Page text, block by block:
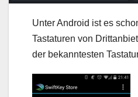
Unter Android ist es
Tastaturen von
der bekanntesten